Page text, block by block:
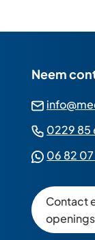
Neem
0229 85
06 82
Contact